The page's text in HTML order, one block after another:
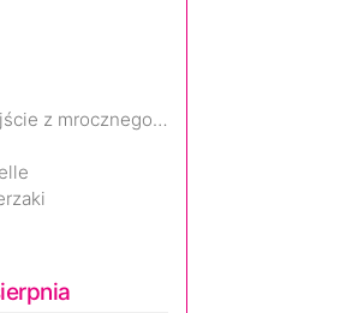
Naznaczony: Wyjście z mrocznego wymiaru